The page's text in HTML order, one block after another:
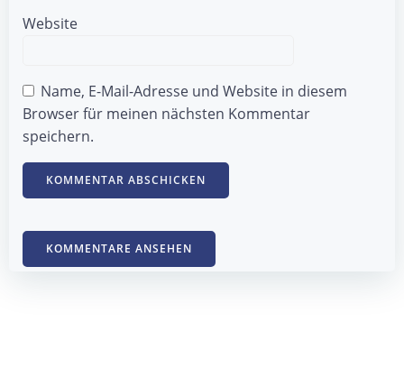
Website
Name, E-Mail-Adresse und Website in diesem
Browser für meinen nächsten Kommentar
speichern.
KOMMENTARE ANSEHEN